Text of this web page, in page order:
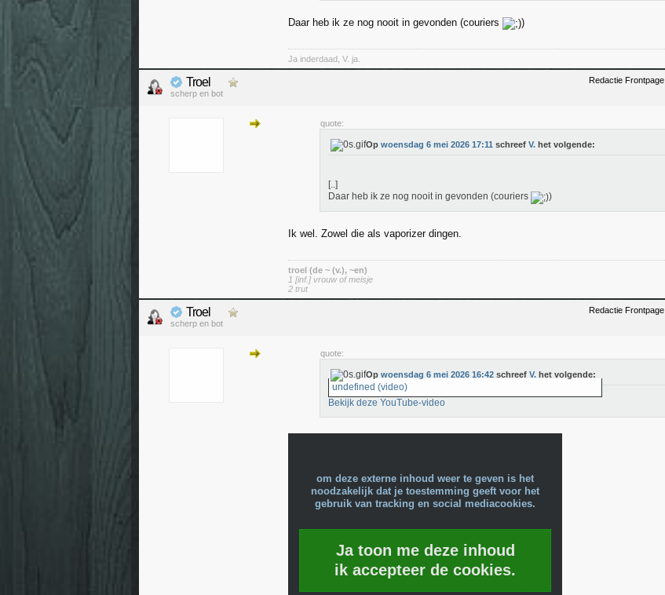
Daar heb ik ze nog nooit in gevonden (couriers )
Ja inderdaad, V. ja.
Redactie Frontpage
Troel
scherp en bot
quote:
Op woensdag 6 mei 2026 17:11 schreef V. het volgende:
[..]
Daar heb ik ze nog nooit in gevonden (couriers
)
Ik wel. Zowel die als vaporizer dingen.
troel (de ~ (v.), ~en)
1 [inf.] vrouw of meisje
2 trut
Redactie Frontpage
Troel
scherp en bot
quote:
Op woensdag 6 mei 2026 16:42 schreef V. het volgende:
undefined (video)
Bekijk deze YouTube-video
om deze externe inhoud weer te geven is het
noodzakelijk dat je toestemming geeft voor het
gebruik van tracking en social mediacookies.
Ja toon me deze inhoud
ik accepteer de cookies.